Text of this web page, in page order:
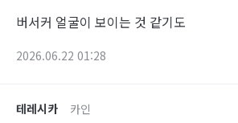
버서커 얼굴이 보이는 것 같기도
2026.06.22 01:28
테레시카 카인